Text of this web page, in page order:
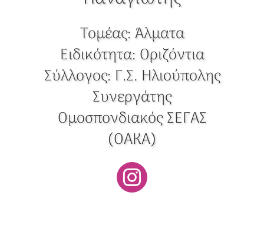
Τομέας:Άλματα
Ειδικότητα: Οριζόντια
Σύλλογος: Γ.Σ. Ηλιούπολης
Συνεργάτης
Ομοσπονδιακός ΣΕΓΑΣ
(ΟΑΚΑ)